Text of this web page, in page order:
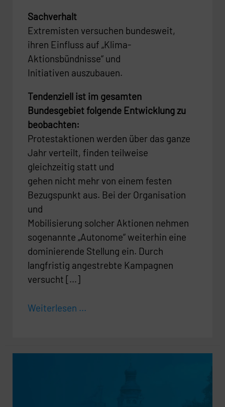
Sachverhalt
Extremisten versuchen bundesweit,
ihren Einfluss auf „Klima-
Aktionsbündnisse“ und
Initiativen auszubauen.
Tendenziell ist im gesamten
Bundesgebiet folgende Entwicklung zu
beobachten:
Protestaktionen werden über das ganze
Jahr verteilt, finden teilweise
gleichzeitig statt und
gehen nicht mehr von einem festen
Bezugspunkt aus. Bei der Organisation
und
Mobilisierung solcher Aktionen nehmen
sogenannte „Autonome“ weiterhin eine
dominierende Stellung ein. Durch
langfristig angestrebte Kampagnen
versucht […]
Weiterlesen ...